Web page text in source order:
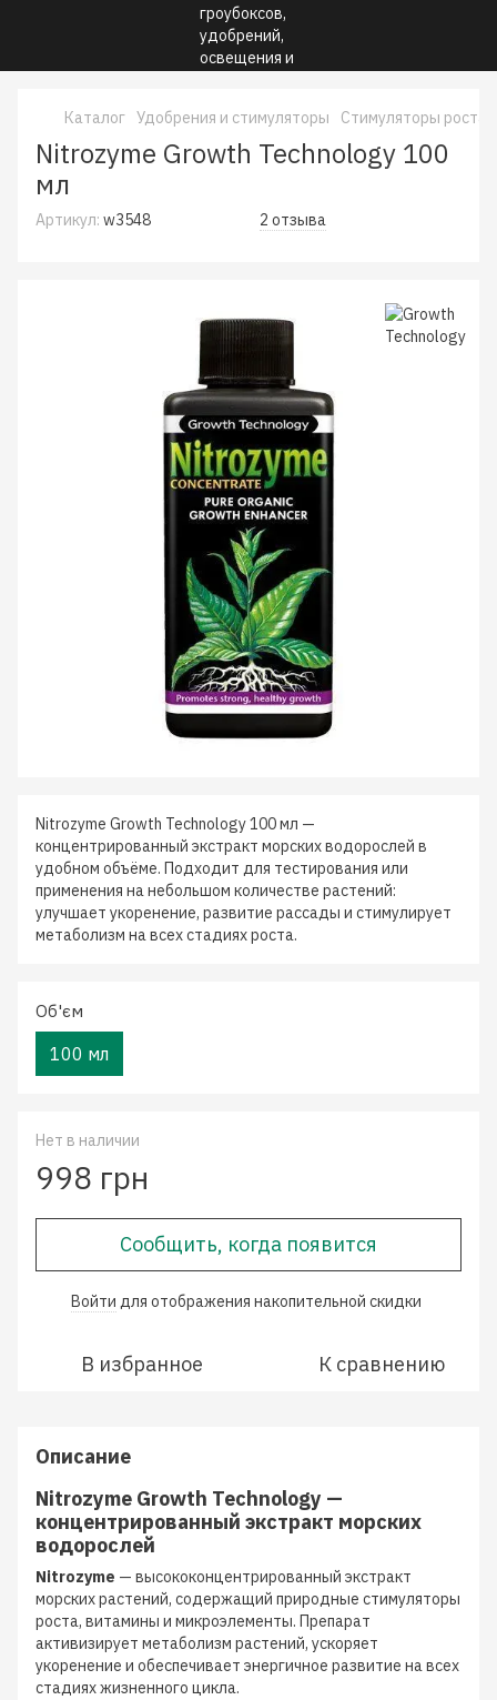
Каталог Удобрения и стимуляторы Стимуляторы роста
Nitrozyme Growth Technology 100
мл
Артикул: w3548 2 отзыва
Nitrozyme Growth Technology 100 мл —
концентрированный экстракт морских водорослей в
удобном объёме. Подходит для тестирования или
применения на небольшом количестве растений:
улучшает укоренение, развитие рассады и стимулирует
метаболизм на всех стадиях роста.
Об'єм
100 мл
Нет в наличии
998 грн
Сообщить, когда появится
Войти для отображения накопительной скидки
В избранное К сравнению
Описание
Nitrozyme Growth Technology —
концентрированный экстракт морских
водорослей
Nitrozyme — высококонцентрированный экстракт
морских растений, содержащий природные стимуляторы
роста, витамины и микроэлементы. Препарат
активизирует метаболизм растений, ускоряет
укоренение и обеспечивает энергичное развитие на всех
стадиях жизненного цикла.